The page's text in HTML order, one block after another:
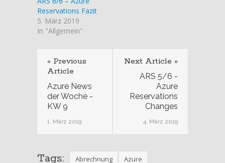
Reservations Fazit
5. März 2019
In "Allgemein"
« Previous
Article
Azure News
der Woche -
KW 9
1. März 2019
Next Article »
ARS 5/6 -
Azure
Reservations
Changes
4. März 2019
Tags: Abrechnung
Azure